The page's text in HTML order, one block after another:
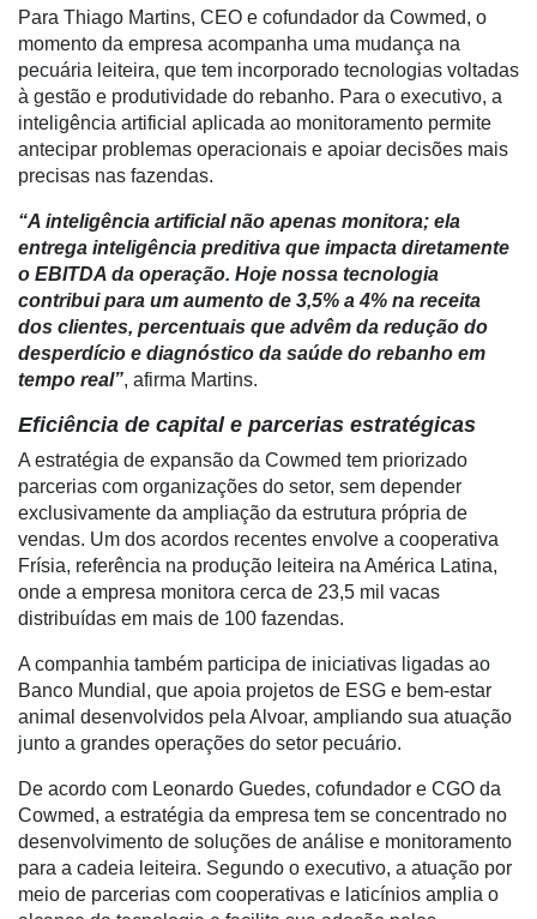
Artigos
Agenda
Agricultura
de
Precisão
Robótica
Conectividade
Dados
e
Commerce
Informatização
da
Agricultura
Vertical
Empresarial
Tecnologia
para
Hídricos
Membros
Liberali
Para Thiago Martins, CEO e cofundador da Cowmed, o
momento da empresa acompanha uma mudança na
pecuária leiteira, que tem incorporado tecnologias voltadas
à gestão e produtividade do rebanho. Para o executivo, a
inteligência artificial aplicada ao monitoramento permite
antecipar problemas operacionais e apoiar decisões mais
precisas nas fazendas.
“A inteligência artificial não apenas monitora; ela
entrega inteligência preditiva que impacta diretamente
o EBITDA da operação. Hoje nossa tecnologia
contribui para um aumento de 3,5% a 4% na receita
dos clientes, percentuais que advêm da redução do
desperdício e diagnóstico da saúde do rebanho em
tempo real”, afirma Martins.
Eficiência de capital e parcerias estratégicas
A estratégia de expansão da Cowmed tem priorizado
parcerias com organizações do setor, sem depender
exclusivamente da ampliação da estrutura própria de
vendas. Um dos acordos recentes envolve a cooperativa
Frísia, referência na produção leiteira na América Latina,
onde a empresa monitora cerca de 23,5 mil vacas
distribuídas em mais de 100 fazendas.
A companhia também participa de iniciativas ligadas ao
Banco Mundial, que apoia projetos de ESG e bem-estar
animal desenvolvidos pela Alvoar, ampliando sua atuação
junto a grandes operações do setor pecuário.
De acordo com Leonardo Guedes, cofundador e CGO da
Cowmed, a estratégia da empresa tem se concentrado no
desenvolvimento de soluções de análise e monitoramento
para a cadeia leiteira. Segundo o executivo, a atuação por
meio de parcerias com cooperativas e laticínios amplia o